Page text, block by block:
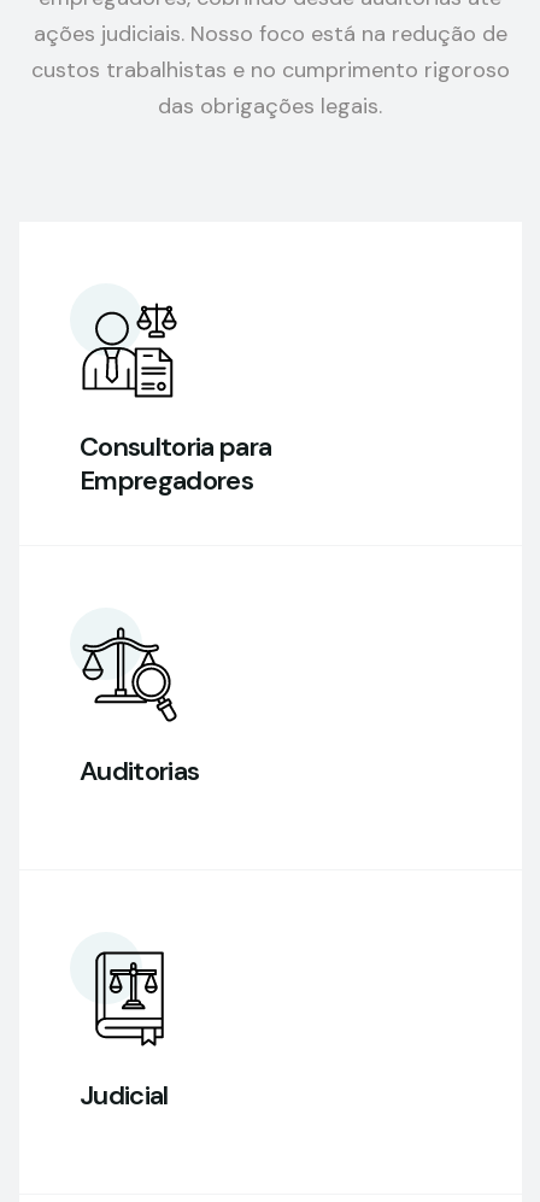
ações judiciais. Nosso foco está na redução de
custos trabalhistas e no cumprimento rigoroso
das obrigações legais.
Consultoria para
Empregadores
Auditorias
Judicial